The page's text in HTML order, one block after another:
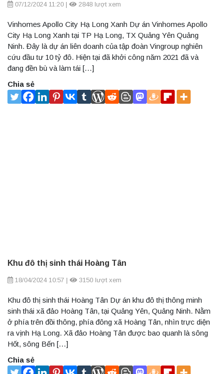
07/12/2024 11:20 | 2848 lượt xem
Vinhomes Apollo City Hạ Long Xanh Dự án Vinhomes Apollo
City Hạ Long Xanh tại TP Hạ Long, TX Quảng Yên Quảng
Ninh. Đây là dự án liên doanh của tập đoàn Vingroup nghiên
cứu đầu tư 10 tỷ đô. Hiện tại đã khởi công năm 2021 đã và
đang đền bù và làm tái […]
Chia sẻ
Khu đô thị sinh thái Hoàng Tân
18/04/2024 10:57 | 3150 lượt xem
Khu đô thị sinh thái Hoàng Tân Dự án khu đô thị thông minh
sinh thái xã đảo Hoàng Tân, tại Quảng Yên, Quảng Ninh. Nằm
ở phía trên đồi thông, phía đông xã Hoàng Tân, nhìn trực diện
ra vịnh Hạ Long. Xã đảo Hoàng Tân được bao quanh là sông
Hốt, sông Bến […]
Chia sẻ